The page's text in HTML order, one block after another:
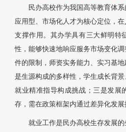
民办高校作为我国高等教育体
应用型、市场化人才为核心定位，
支撑作用。其办学具有三大鲜明特
性，能够快速地响应服务市场变化
件的限制，师资实务能力、实习基
是生源构成的多样性，学生成长背
就业精准指导构成挑战；三是发展
存，需在政策框架内通过差异化发展
就业工作是民办高校生存发展